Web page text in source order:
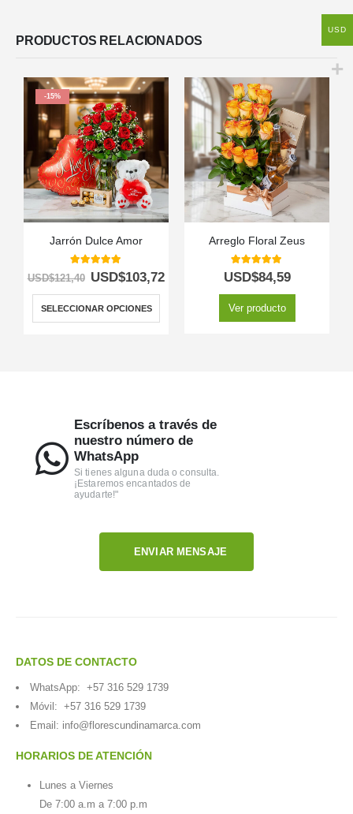
PRODUCTOS RELACIONADOS
-15%
Jarrón Dulce Amor
5.00 out of 5
USD$121,40 USD$103,72
SELECCIONAR OPCIONES
Arreglo Floral Zeus
5.00out of 5
USD$84,59
Ver producto
Escríbenos a través de
nuestro número de
WhatsApp
Si tienes alguna duda o consulta.
¡Estaremos encantados de
ayudarte!"
ENVIAR MENSAJE
DATOS DE CONTACTO
WhatsApp: +57 316 529 1739
Móvil: +57 316 529 1739
Email: info@florescundinamarca.com
HORARIOS DE ATENCIÓN
Lunes a Viernes
De 7:00 a.m a 7:00 p.m
USD